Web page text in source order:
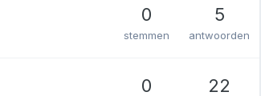
0
stemmen
5
antwoorden
0 22